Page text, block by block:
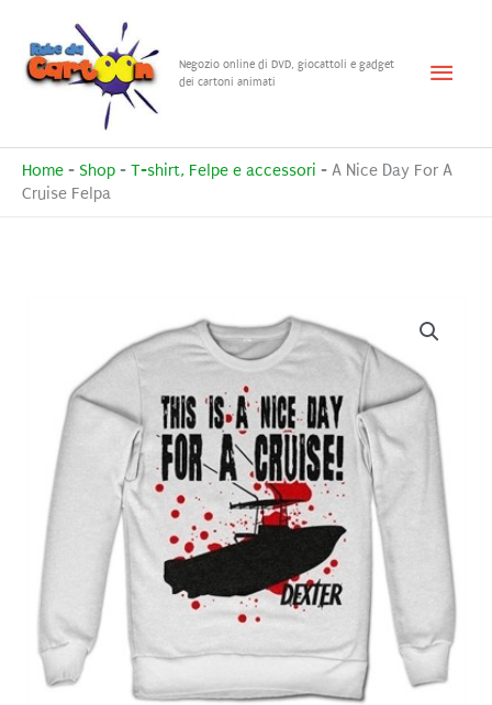
contenuto
Negozio online di DVD, giocattoli e gadget
dei cartoni animati
Menu
Home - Shop - T-shirt, Felpe e accessori - A Nice Day For A
Cruise Felpa